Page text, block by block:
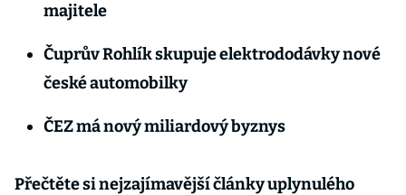
majitele
Čuprův Rohlík skupuje elektrododávky nové
české automobilky
ČEZ má nový miliardový byznys
Přečtěte si nejzajímavější články uplynulého